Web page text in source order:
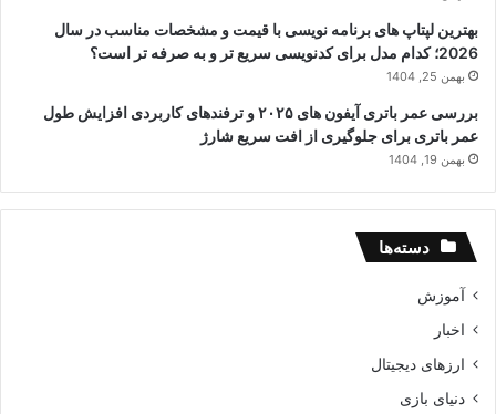
بهترین لپتاپ های برنامه نویسی با قیمت و مشخصات مناسب در سال
2026؛ کدام مدل برای کدنویسی سریع تر و به صرفه تر است؟
بهمن 25, 1404
بررسی عمر باتری آیفون های ۲۰۲۵ و ترفندهای کاربردی افزایش طول
عمر باتری برای جلوگیری از افت سریع شارژ
بهمن 19, 1404
دسته‌ها
آموزش
اخبار
ارزهای دیجیتال
دنیای بازی